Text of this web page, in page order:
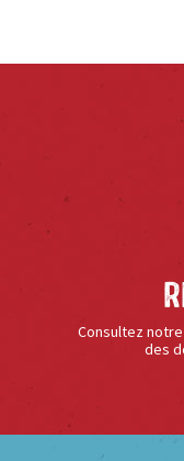
Consultez
des